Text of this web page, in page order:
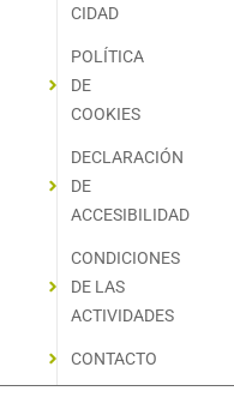
CIDAD
POLÍTICA
DE
COOKIES
DECLARACIÓN
DE
ACCESIBILIDAD
CONDICIONES
DE LAS
ACTIVIDADES
CONTACTO